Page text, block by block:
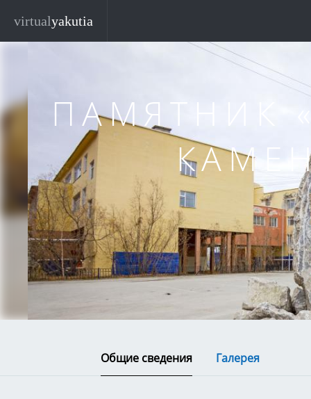
virtualyakutia
ПАМЯТНИК
Общие сведения Галерея